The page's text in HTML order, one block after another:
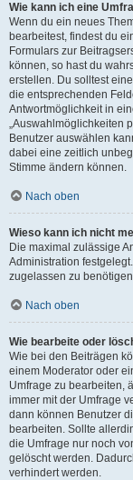
Wie kann ich eine
Wenn du ein neues
bearbeitest, findest du
Formulars zur
können, so hast du
erstellen. Du solltest
die entsprechenden
Antwortmöglichkeit in
„Auswahlmöglichkeiten
Benutzer auswählen
dabei eine zeitlich
Stimme ändern können.
Nach oben
Wieso kann ich nicht
Die maximal zulässige
Administration
zugelassen zu
Nach oben
Wie bearbeite oder
Wie bei den Beiträgen
einem Moderator oder
Umfrage zu bearbeiten,
immer mit der Umfrage
dann können Benutzer
bearbeiten. Sollte
die Umfrage nur noch
gelöscht werden.
verhindert werden.